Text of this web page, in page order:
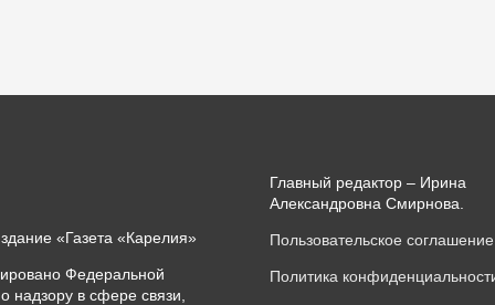
«Газета «Карелия»
Федеральной
надзору в сфере связи,
Главный редактор – Ирина
Александровна Смирнова.
Пользовательское соглашение
Политика